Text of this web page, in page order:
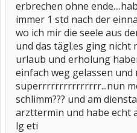
erbrechen ohne
immer 1 std nach der
wo ich mir die seele aus
und das tägl.es ging nicht
urlaub und erholung
einfach weg gelassen und
superrrrrrrrrrrrrrr...nun
schlimm??? und am
arzttermin und habe echt
lg eti